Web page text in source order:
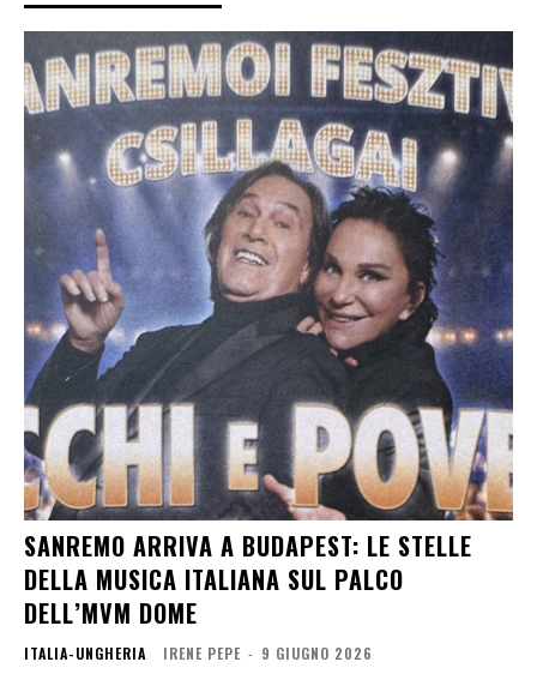
SANREMO ARRIVA A BUDAPEST: LE STELLE
DELLA MUSICA ITALIANA SUL PALCO
DELL’MVM DOME
ITALIA-UNGHERIA IRENE PEPE - 9 GIUGNO 2026